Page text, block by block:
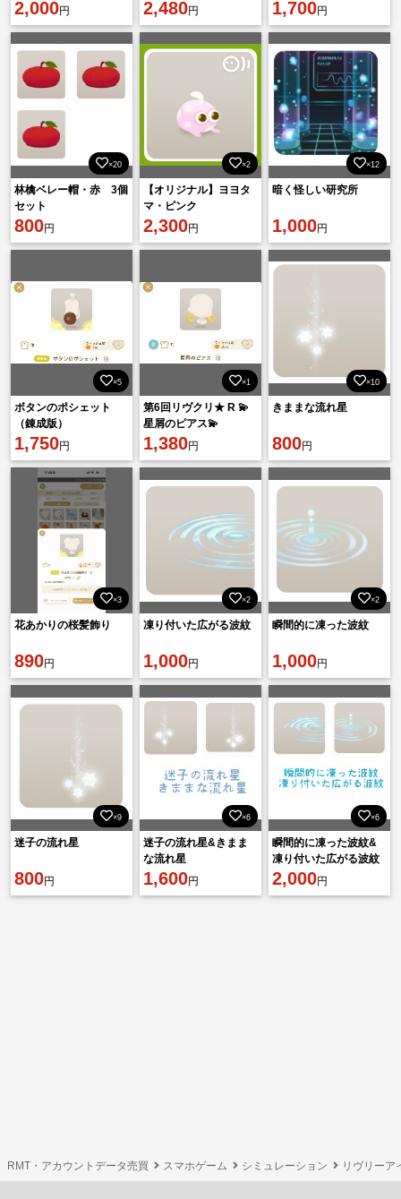
2,000円 2,480円 1,700円
×20
林檎ベレー帽・赤 3個
セット
800円
×2
【オリジナル】ヨヨタ
マ・ピンク
2,300円
×12
暗く怪しい研究所
1,000円
×5
ボタンのポシェット
（錬成版）
1,750円
×1
第6回リヴクリ★ R 💫
星屑のピアス💫
1,380円
×10
きままな流れ星
800円
×3
花あかりの桜髪飾り
890円
×2
凍り付いた広がる波紋
1,000円
×2
瞬間的に凍った波紋
1,000円
×9
迷子の流れ星
800円
×6
迷子の流れ星&きまま
な流れ星
1,600円
×6
瞬間的に凍った波紋&
凍り付いた広がる波紋
2,000円
RMT・アカウントデータ売買 スマホゲーム シミュレーション リヴリーア